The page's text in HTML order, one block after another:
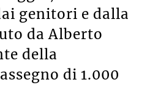
genitori e dalla
da Alberto
della
di 1.000